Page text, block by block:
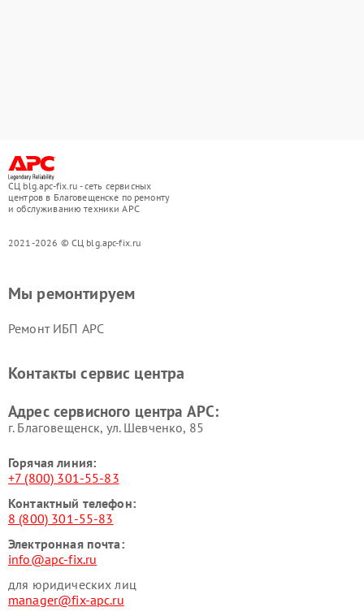
СЦ blg.apc-fix.ru - сеть сервисных
центров в Благовещенске по ремонту
и обслуживанию техники APC
2021-2026 © СЦ blg.apc-fix.ru
Мы ремонтируем
Ремонт ИБП APC
Контакты сервис центра
Адрес сервисного центра APC:
г. Благовещенск, ул. Шевченко, 85
Горячая линия:
+7 (800) 301-55-83
Контактный телефон:
8 (800) 301-55-83
Электронная почта:
info@apc-fix.ru
для юридических лиц
manager@fix-apc.ru